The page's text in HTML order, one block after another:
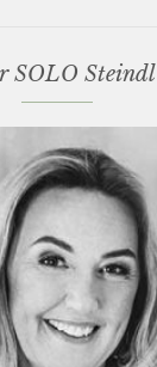
SOLO Steindl